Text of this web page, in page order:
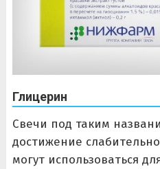
Глицерин
Свечи под таким
достижение
могут использоваться